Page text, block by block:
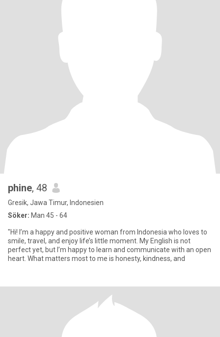
phine, 48
Gresik, Jawa Timur, Indonesien
Söker: Man 45 - 64
"Hi! I’m a happy and positive woman from Indonesia who loves to
smile, travel, and enjoy life’s little moment. My English is not
perfect yet, but I’m happy to learn and communicate with an open
heart. What matters most to me is honesty, kindness, and